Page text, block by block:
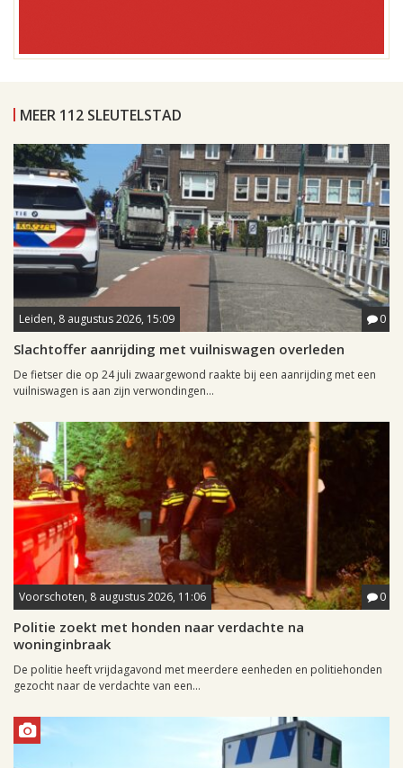
MEER 112 SLEUTELSTAD
Leiden, 8 augustus 2026, 15:09 0
Slachtoffer aanrijding met vuilniswagen overleden
De fietser die op 24 juli zwaargewond raakte bij een aanrijding met een
vuilniswagen is aan zijn verwondingen...
Voorschoten, 8 augustus 2026, 11:06 0
Politie zoekt met honden naar verdachte na
woninginbraak
De politie heeft vrijdagavond met meerdere eenheden en politiehonden
gezocht naar de verdachte van een...